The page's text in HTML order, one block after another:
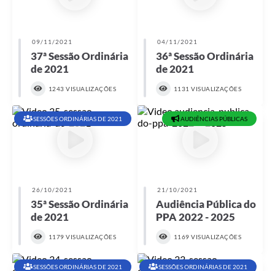
09/11/2021
37ª Sessão Ordinária
de 2021
1243 VISUALIZAÇÕES
04/11/2021
36ª Sessão Ordinária
de 2021
1131 VISUALIZAÇÕES
SESSÕES ORDINÁRIAS DE 2021
26/10/2021
35ª Sessão Ordinária
de 2021
1179 VISUALIZAÇÕES
AUDIÊNCIAS PÚBLICAS
21/10/2021
Audiência Pública do
PPA 2022 - 2025
1169 VISUALIZAÇÕES
SESSÕES ORDINÁRIAS DE 2021 SESSÕES ORDINÁRIAS DE 2021